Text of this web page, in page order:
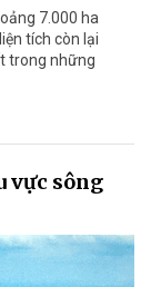
7.000 ha
tích còn lại
trong những
vực sông